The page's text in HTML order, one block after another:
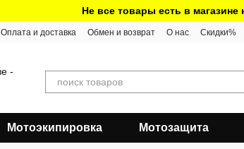
Не все товары есть в
Оплата и доставка Обмен и возврат О нас Скидки%
Мотоэкипировка Мотозащита